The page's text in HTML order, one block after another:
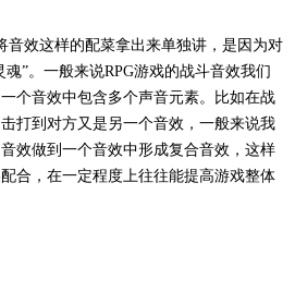
音效这样的配菜拿出来单独讲，是因为对
魂”。一般来说RPG游戏的战斗音效我们
个音效中包含多个声音元素。比如在战
打到对方又是另一个音效，一般来说我
效做到一个音效中形成复合音效，这样
合，在一定程度上往往能提高游戏整体